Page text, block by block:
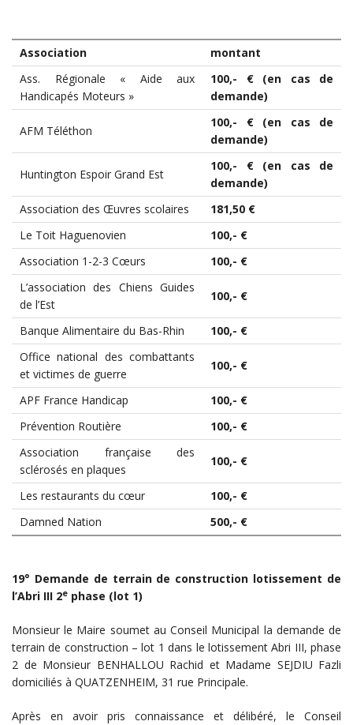
Association
montant
Ass. Régionale « Aide aux
Handicapés Moteurs »
100,- € (en cas de
demande)
AFM Téléthon
100,- € (en cas de
demande)
Huntington Espoir Grand Est
100,- € (en cas de
demande)
Association des Œuvres scolaires
181,50 €
Le Toit Haguenovien
100,- €
Association 1-2-3 Cœurs
100,- €
L’association des Chiens Guides
de l’Est
100,- €
Banque Alimentaire du Bas-Rhin
100,- €
Office national des combattants
et victimes de guerre
100,- €
APF France Handicap
100,- €
Prévention Routière
100,- €
Association française des
sclérosés en plaques
100,- €
Les restaurants du cœur
100,- €
Damned Nation
500,- €
19° Demande de terrain de construction lotissement de
l’Abri III 2e phase (lot 1)
Monsieur le Maire soumet au Conseil Municipal la demande de
terrain de construction – lot 1 dans le lotissement Abri III, phase
2 de Monsieur BENHALLOU Rachid et Madame SEJDIU Fazli
domiciliés à QUATZENHEIM, 31 rue Principale.
Après en avoir pris connaissance et délibéré, le Conseil